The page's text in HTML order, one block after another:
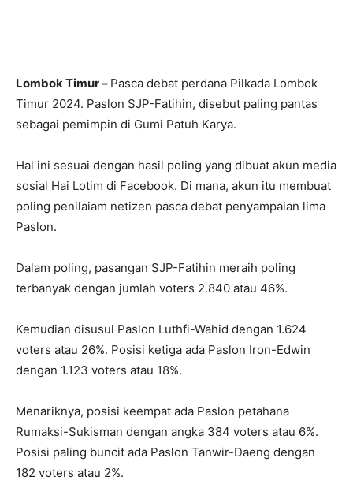
Lombok Timur – Pasca debat perdana Pilkada Lombok
Timur 2024. Paslon SJP-Fatihin, disebut paling pantas
sebagai pemimpin di Gumi Patuh Karya.
Hal ini sesuai dengan hasil poling yang dibuat akun media
sosial Hai Lotim di Facebook. Di mana, akun itu membuat
poling penilaiam netizen pasca debat penyampaian lima
Paslon.
Dalam poling, pasangan SJP-Fatihin meraih poling
terbanyak dengan jumlah voters 2.840 atau 46%.
Kemudian disusul Paslon Luthfi-Wahid dengan 1.624
voters atau 26%. Posisi ketiga ada Paslon Iron-Edwin
dengan 1.123 voters atau 18%.
Menariknya, posisi keempat ada Paslon petahana
Rumaksi-Sukisman dengan angka 384 voters atau 6%.
Posisi paling buncit ada Paslon Tanwir-Daeng dengan
182 voters atau 2%.